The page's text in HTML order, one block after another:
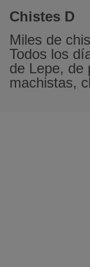
Chistes D
Miles de
Todos los
de Lepe, de
machistas,